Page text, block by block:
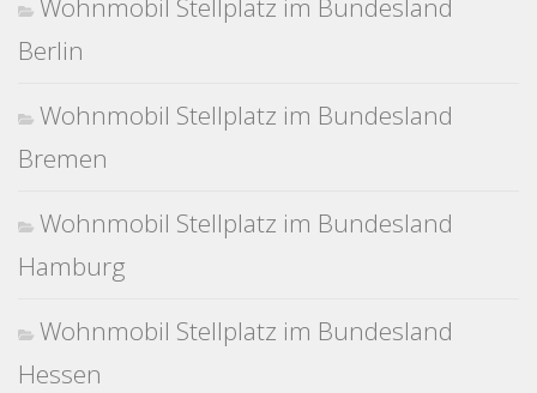
Wohnmobil Stellplatz im Bundesland
Berlin
Wohnmobil Stellplatz im Bundesland
Bremen
Wohnmobil Stellplatz im Bundesland
Hamburg
Wohnmobil Stellplatz im Bundesland
Hessen